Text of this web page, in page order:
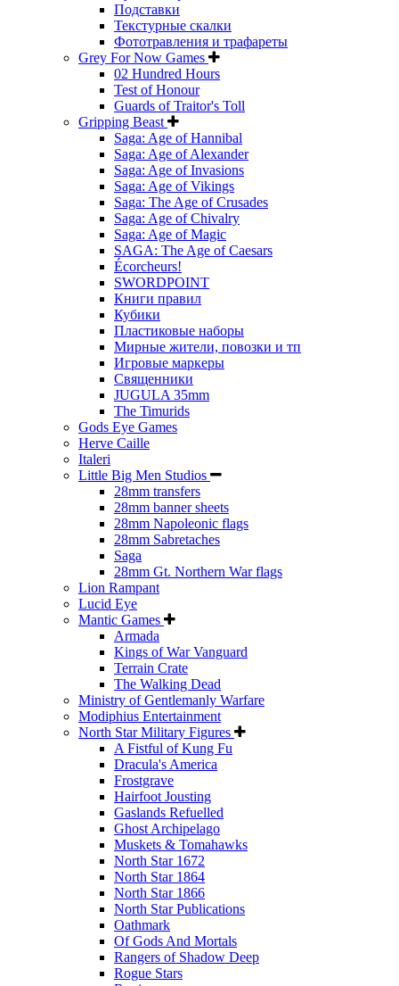
Подставки
Текстурные скалки
Фототравления и трафареты
Grey For Now Games
02 Hundred Hours
Test of Honour
Guards of Traitor's Toll
Gripping Beast
Saga: Age of Hannibal
Saga: Age of Alexander
Saga: Age of Invasions
Saga: Age of Vikings
Saga: The Age of Crusades
Saga: Age of Chivalry
Saga: Age of Magic
SAGA: The Age of Caesars
Écorcheurs!
SWORDPOINT
Книги правил
Кубики
Пластиковые наборы
Мирные жители, повозки и тп
Игровые маркеры
Священники
JUGULA 35mm
The Timurids
Gods Eye Games
Herve Caille
Italeri
Little Big Men Studios
28mm transfers
28mm banner sheets
28mm Napoleonic flags
28mm Sabretaches
Saga
28mm Gt. Northern War flags
Lion Rampant
Lucid Eye
Mantic Games
Armada
Kings of War Vanguard
Terrain Crate
The Walking Dead
Ministry of Gentlemanly Warfare
Modiphius Entertainment
North Star Military Figures
A Fistful of Kung Fu
Dracula's America
Frostgrave
Hairfoot Jousting
Gaslands Refuelled
Ghost Archipelago
Muskets & Tomahawks
North Star 1672
North Star 1864
North Star 1866
North Star Publications
Oathmark
Of Gods And Mortals
Rangers of Shadow Deep
Rogue Stars